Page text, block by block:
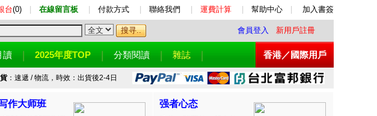
台(0) 在線留言板 付款方式 聯絡我們 運費計算 幫助中心 加入書簽
會員登入 新用戶註冊
讀 2025年度TOP 分類閱讀 雜誌 香港／國際用戶
：速遞 / 物流，時效：出貨後2-4日
作大师班 强者心态